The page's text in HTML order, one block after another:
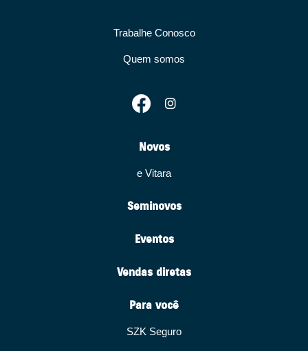
Trabalhe Conosco
Quem somos
Novos
e Vitara
Seminovos
Eventos
Vendas diretas
Para você
SZK Seguro